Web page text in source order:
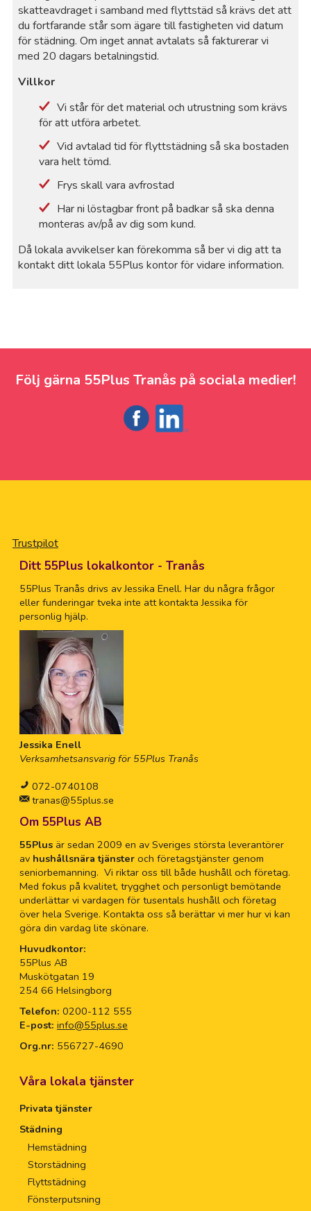
skatteavdraget i samband med flyttstäd så krävs det att
du fortfarande står som ägare till fastigheten vid datum
för städning. Om inget annat avtalats så fakturerar vi
med 20 dagars betalningstid.
Villkor
Vi står för det material och utrustning som krävs
för att utföra arbetet.
Vid avtalad tid för flyttstädning så ska bostaden
vara helt tömd.
Frys skall vara avfrostad
Har ni löstagbar front på badkar så ska denna
monteras av/på av dig som kund.
Då lokala avvikelser kan förekomma så ber vi dig att ta
kontakt ditt lokala 55Plus kontor för vidare information.
Följ gärna 55Plus Tranås på sociala medier!
Trustpilot
Ditt 55Plus lokalkontor - Tranås
55Plus Tranås drivs av Jessika Enell. Har du några frågor
eller funderingar tveka inte att kontakta Jessika för
personlig hjälp.
Jessika Enell
Verksamhetsansvarig för 55Plus Tranås
072-0740108
tranas@55plus.se
Om 55Plus AB
55Plusär sedan 2009 en av Sveriges största leverantörer
av hushållsnära tjänsteroch företagstjänster genom
seniorbemanning. Vi riktar oss till både hushåll och företag.
Med fokus på kvalitet, trygghet och personligt bemötande
underlättar vi vardagen för tusentals hushåll och företag
över hela Sverige. Kontakta oss så berättar vi mer hur vi kan
göra din vardag lite skönare.
Huvudkontor:
55Plus AB
Muskötgatan 19
254 66 Helsingborg
Telefon: 0200-112 555
E-post: info@55plus.se
Org.nr: 556727-4690
Våra lokala tjänster
Privata tjänster
Städning
Hemstädning
Storstädning
Flyttstädning
Fönsterputsning